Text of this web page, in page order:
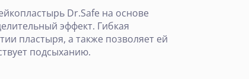
Dr.Safe на основе
эффект. Гибкая
пластыря, а также позволяет ей
подсыханию.